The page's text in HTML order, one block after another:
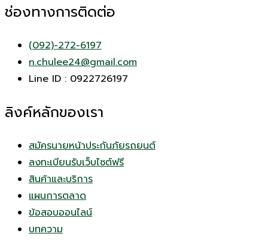
ช่องทางการติดต่อ
(092)-272-6197
n.chulee24@gmail.com
Line ID : 0922726197
ลิงค์หลักของเรา
สมัครนายหน้าประกันภัยรถยนต์
ลงทะเบียนรับเว็บไซต์ฟรี
สินค้าและบริการ
แผนการตลาด
ข้อสอบออนไลน์
บทความ